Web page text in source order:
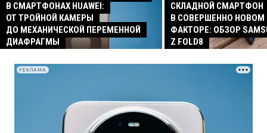
В СМАРТФОНАХ HUAWEI:
ОТ ТРОЙНОЙ КАМЕРЫ
ДО МЕХАНИЧЕСКОЙ ПЕРЕМЕННОЙ
ДИАФРАГМЫ
СКЛАДНОЙ СМАРТФОН
В СОВЕРШЕННО
ФАКТОРЕ: ОБЗОР
Z FOLD8
РЕКЛАМА